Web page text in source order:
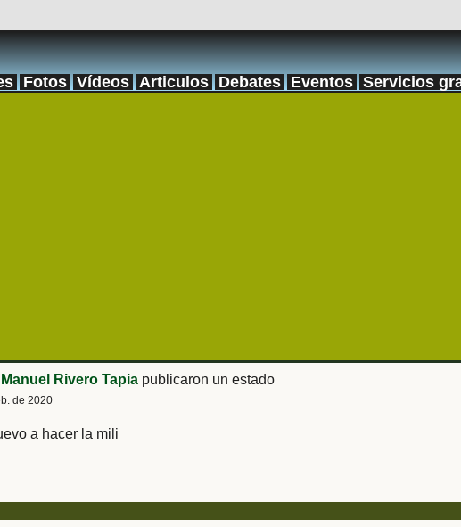
Fotos Vídeos Articulos Debates Eventos Servicios
Rivero Tapia publicaron un estado
de 2020
a hacer la mili